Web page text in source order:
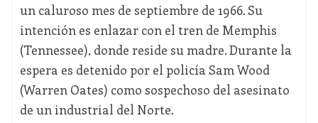
un caluroso mes de septiembre de 1966. Su
intención es enlazar con el tren de Memphis
(Tennessee), donde reside su madre. Durante la
espera es detenido por el policía Sam Wood
(Warren Oates) como sospechoso del asesinato
de un industrial del Norte.